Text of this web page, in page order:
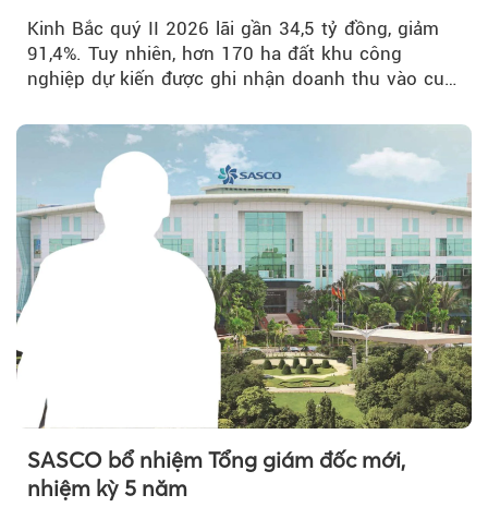
Kinh Bắc quý II 2026 lãi gần 34,5 tỷ đồng, giảm
91,4%. Tuy nhiên, hơn 170 ha đất khu công
nghiệp dự kiến được ghi nhận doanh thu vào cuối
SASCO bổ nhiệm Tổng giám đốc mới,
nhiệm kỳ 5 năm